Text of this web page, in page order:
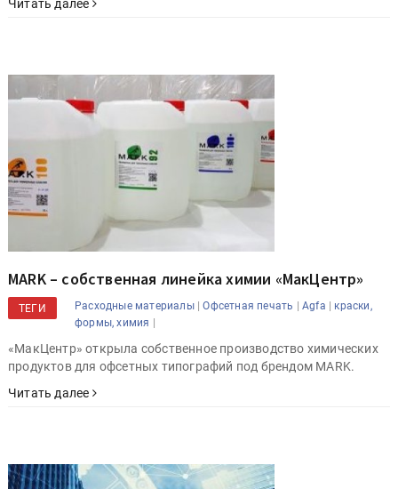
Читать далее
MARK – собственная линейка химии «МакЦентр»
ТЕГИ Расходные материалы|Офсетная печать |Agfa | краски,
формы, химия |
«МакЦентр» открыла собственное производство химических
продуктов для офсетных типографий под брендом MARK.
Читать далее